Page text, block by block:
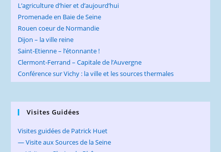
L’agriculture d’hier et d’aujourd’hui
Promenade en Baie de Seine
Rouen coeur de Normandie
Dijon – la ville reine
Saint-Etienne – l’étonnante !
Clermont-Ferrand – Capitale de l’Auvergne
Conférence sur Vichy : la ville et les sources thermales
Visites Guidées
Visites guidées de Patrick Huet
— Visite aux Sources de la Seine